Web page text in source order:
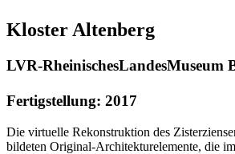
Kloster Altenberg
LVR-RheinischesLandesMuseum
Fertigstellung: 2017
Die virtuelle Rekonstruktion des
bildeten Original-Architekturelemente, die